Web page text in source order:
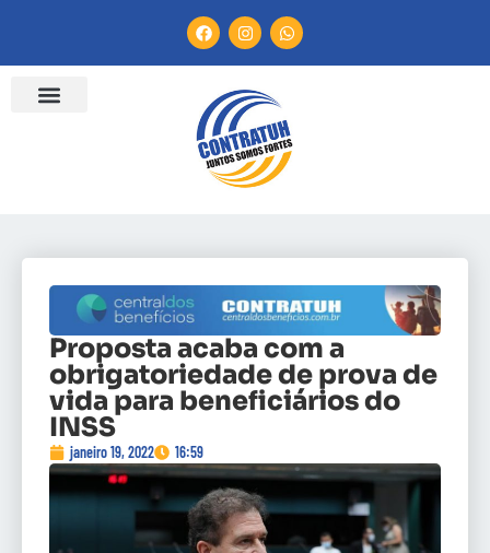
Proposta acaba com a
obrigatoriedade de prova de
vida para beneficiários do
INSS
janeiro 19, 2022 16:59